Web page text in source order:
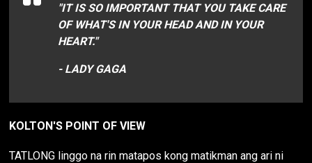
"IT IS SO IMPORTANT THAT YOU TAKE CARE
OF WHAT'S IN YOUR HEAD AND IN YOUR
HEART."
- LADY GAGA
KOLTON'S POINT OF VIEW
TATLONG linggo na rin matapos kong matikman ang ari ni